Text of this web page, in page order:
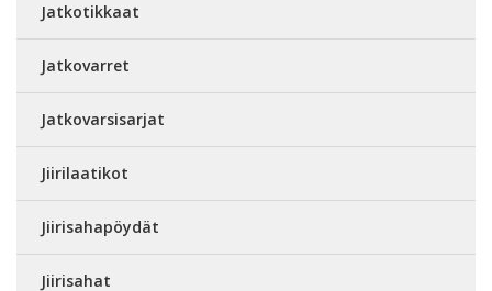
Jatkotikkaat
Jatkovarret
Jatkovarsisarjat
Jiirilaatikot
Jiirisahapöydät
Jiirisahat